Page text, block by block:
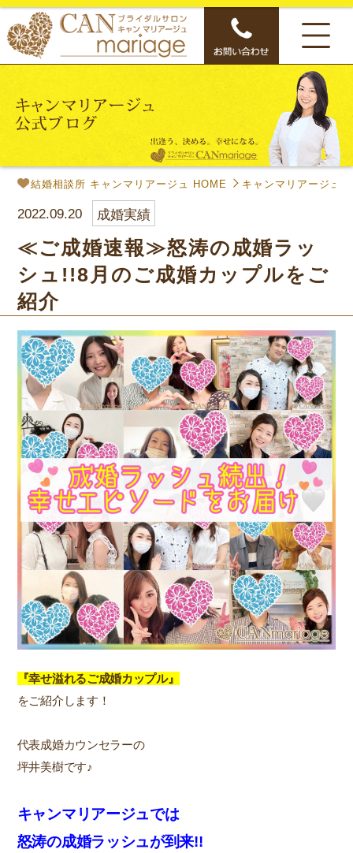
結婚相談所 キャンマリアージュ HOME キャンマリアージュ
2022.09.20 成婚実績
≪ご成婚速報≫怒涛の成婚ラッ
シュ!!8月のご成婚カップルをご
紹介
『幸せ溢れるご成婚カップル』
をご紹介します！
代表成婚カウンセラーの
坪井美樹です♪
キャンマリアージュでは
怒涛の成婚ラッシュが到来!!